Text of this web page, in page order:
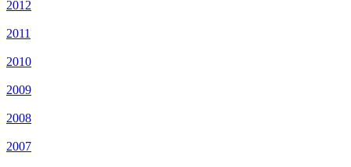
2012
2011
2010
2009
2008
2007